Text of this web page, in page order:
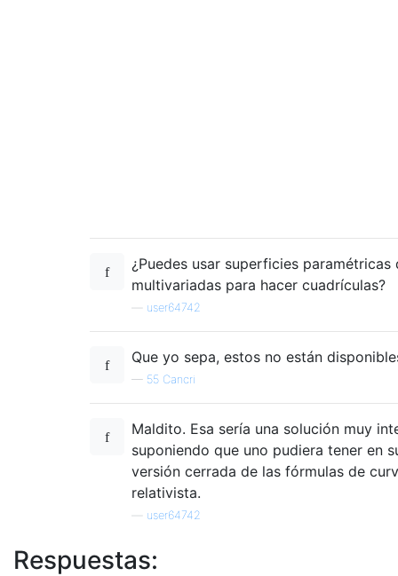
¿Puedes usar superficies paramétricas
multivariadas para hacer cuadrículas?
user64742
Que yo sepa, estos no están
— 55 Cancri
Maldito. Esa sería una solución muy
suponiendo que uno pudiera tener en
versión cerrada de las fórmulas de
relativista.
user64742
Respuestas: